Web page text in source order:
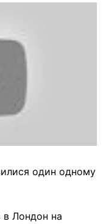
один одному
в Лондон на